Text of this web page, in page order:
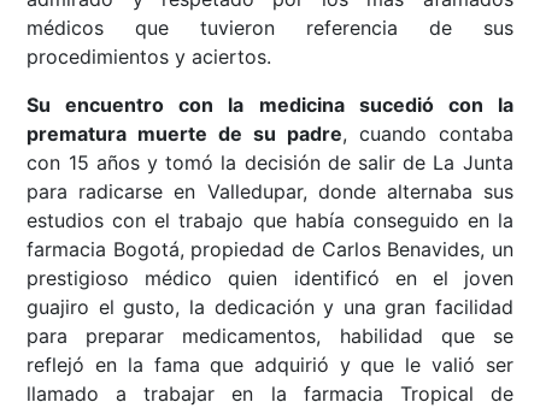
médicos que tuvieron referencia de sus
procedimientos y aciertos.
Su encuentro con la medicina sucedió con la
prematura muerte de su padre, cuando contaba
con 15 años y tomó la decisión de salir de La Junta
para radicarse en Valledupar, donde alternaba sus
estudios con el trabajo que había conseguido en la
farmacia Bogotá, propiedad de Carlos Benavides, un
prestigioso médico quien identificó en el joven
guajiro el gusto, la dedicación y una gran facilidad
para preparar medicamentos, habilidad que se
reflejó en la fama que adquirió y que le valió ser
llamado a trabajar en la farmacia Tropical de